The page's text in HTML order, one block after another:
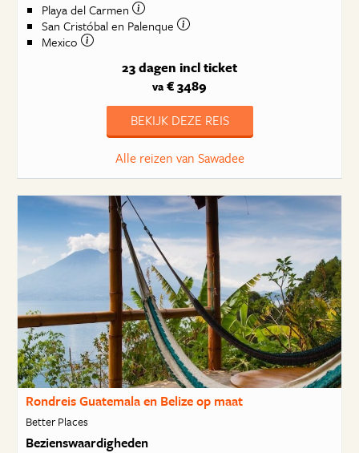
Playa del Carmen
San Cristóbal en Palenque
Mexico
23 dagen incl ticket
va € 3489
BEKIJK DEZE REIS
Alle reizen van Sawadee
Rondreis Guatemala en Belize op maat
Better Places
Bezienswaardigheden